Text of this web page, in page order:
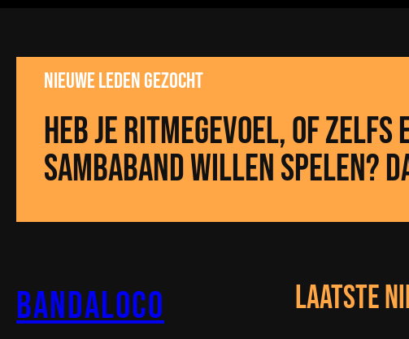
NIEuwe leden gezocht
Heb je ritmegevoel, of zelfs
sambaband willen spelen?
Bandaloco laatste